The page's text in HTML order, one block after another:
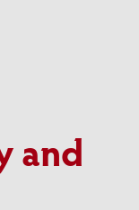
and